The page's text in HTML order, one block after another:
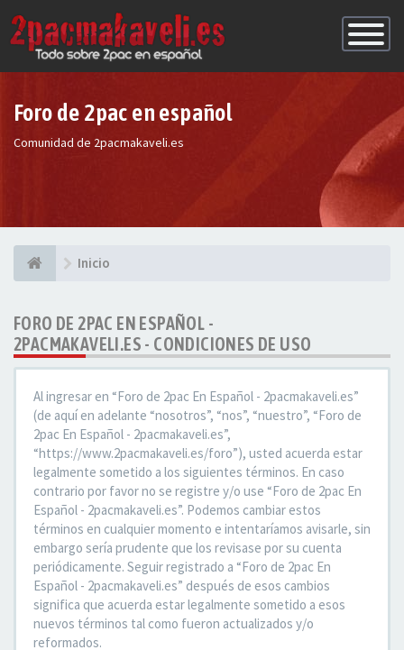
de
Foro de 2pac en español
Comunidad de 2pacmakaveli.es
Inicio
FORO DE 2PAC EN ESPAÑOL -
2PACMAKAVELI.ES - CONDICIONES DE USO
Al ingresar en “Foro de 2pac En Español - 2pacmakaveli.es”
(de aquí en adelante “nosotros”, “nos”, “nuestro”, “Foro de
2pac En Español - 2pacmakaveli.es”,
“https://www.2pacmakaveli.es/foro”), usted acuerda estar
legalmente sometido a los siguientes términos. En caso
contrario por favor no se registre y/o use “Foro de 2pac En
Español - 2pacmakaveli.es”. Podemos cambiar estos
términos en cualquier momento e intentaríamos avisarle, sin
embargo sería prudente que los revisase por su cuenta
periódicamente. Seguir registrado a “Foro de 2pac En
Español - 2pacmakaveli.es” después de esos cambios
significa que acuerda estar legalmente sometido a esos
nuevos términos tal como fueron actualizados y/o
reformados.